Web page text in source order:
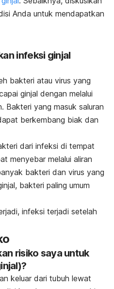
Anda untuk mendapatkan
infeksi ginjal
bakteri atau virus yang
ginjal dengan melalui
Bakteri yang masuk saluran
berkembang biak dan
dari infeksi di tempat
menyebar melalui aliran
bakteri dan virus yang
bakteri paling umum
infeksi terjadi setelah
risiko saya untuk
keluar dari tubuh lewat